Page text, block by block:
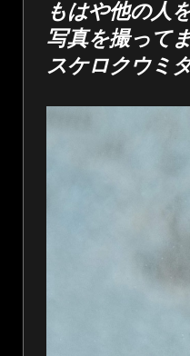
もはや他の人
写真を撮って
スケロクウミ